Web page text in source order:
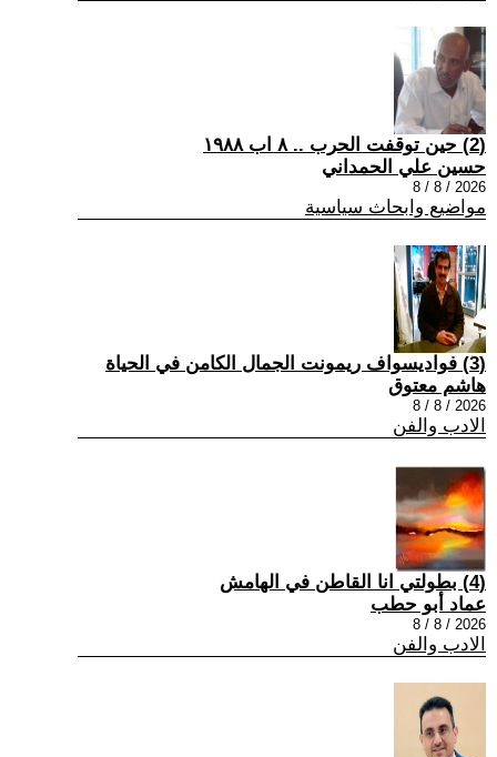
(2) حين توقفت الحرب .. ٨ اب ١٩٨٨
حسين علي الحمداني
2026 / 8 / 8
مواضيع وابحاث سياسية
(3) فواديسواف ريمونت الجمال الكامن في الحياة
هاشم معتوق
2026 / 8 / 8
الادب والفن
(4) بطولتي انا القاطن في الهامش
عماد أبو حطب
2026 / 8 / 8
الادب والفن